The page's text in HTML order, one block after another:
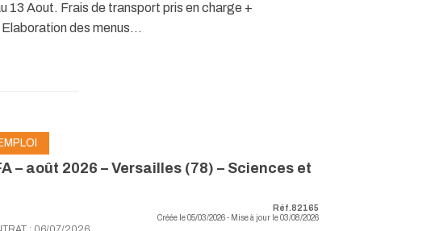
13 Aout. Frais de transport pris en charge +
des menus...
– août 2026 – Versailles (78) – Sciences et
Réf.82165
Créée le 05/03/2026 - Mise à jour le 03/08/2026